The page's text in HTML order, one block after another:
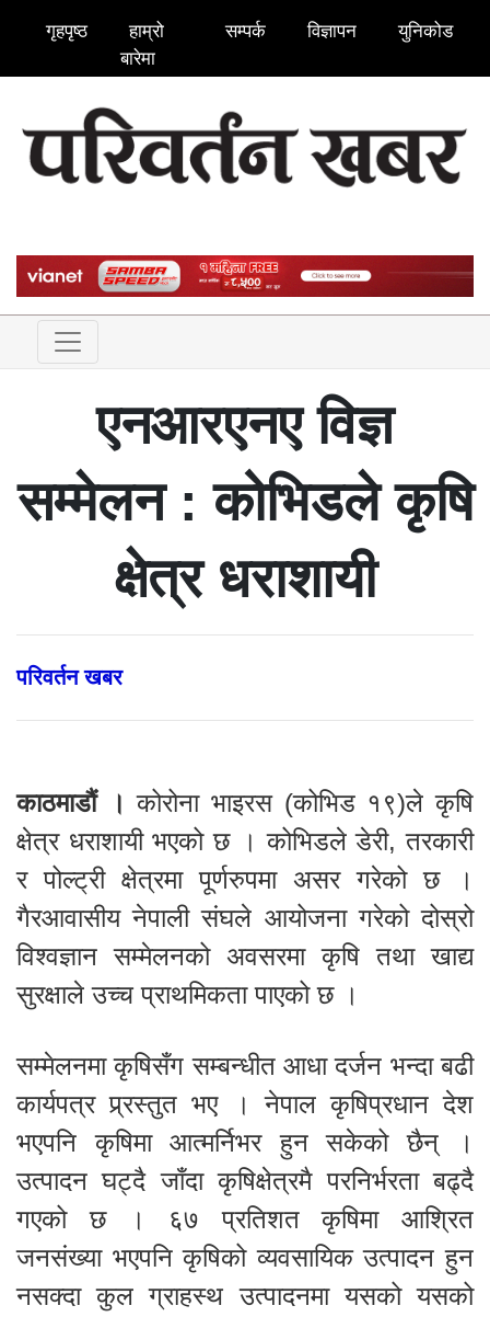
गृहपृष्ठ
हाम्रो
बारेमा
सम्पर्क विज्ञापन युनिकोड
एनआरएनए विज्ञ
सम्मेलन : कोभिडले कृषि
क्षेत्र धराशायी
परिवर्तन खबर
काठमाडौं । कोरोना भाइरस (कोभिड १९)ले कृषि
क्षेत्र धराशायी भएको छ । कोभिडले डेरी, तरकारी
र पोल्ट्री क्षेत्रमा पूर्णरुपमा असर गरेको छ ।
गैरआवासीय नेपाली संघले आयोजना गरेको दोस्रो
विश्वज्ञान सम्मेलनको अवसरमा कृषि तथा खाद्य
सुरक्षाले उच्च प्राथमिकता पाएको छ ।
सम्मेलनमा कृषिसँग सम्बन्धीत आधा दर्जन भन्दा बढी
कार्यपत्र प्र्रस्तुत भए । नेपाल कृषिप्रधान देश
भएपनि कृषिमा आत्मर्निभर हुन सकेको छैन् ।
उत्पादन घट्दै जाँदा कृषिक्षेत्रमै परनिर्भरता बढ्दै
गएको छ । ६७ प्रतिशत कृषिमा आश्रित
जनसंख्या भएपनि कृषिको व्यवसायिक उत्पादन हुन
नसक्दा कुल ग्राहस्थ उत्पादनमा यसको यसको